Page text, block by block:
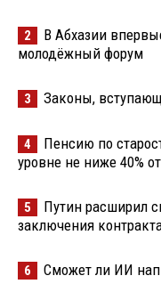
2
В Абхазии
молодёжный форум
3 Законы,
4
Пенсию по
уровне не ниже 40%
5
Путин расширил
заключения
6 Сможет ли ИИ